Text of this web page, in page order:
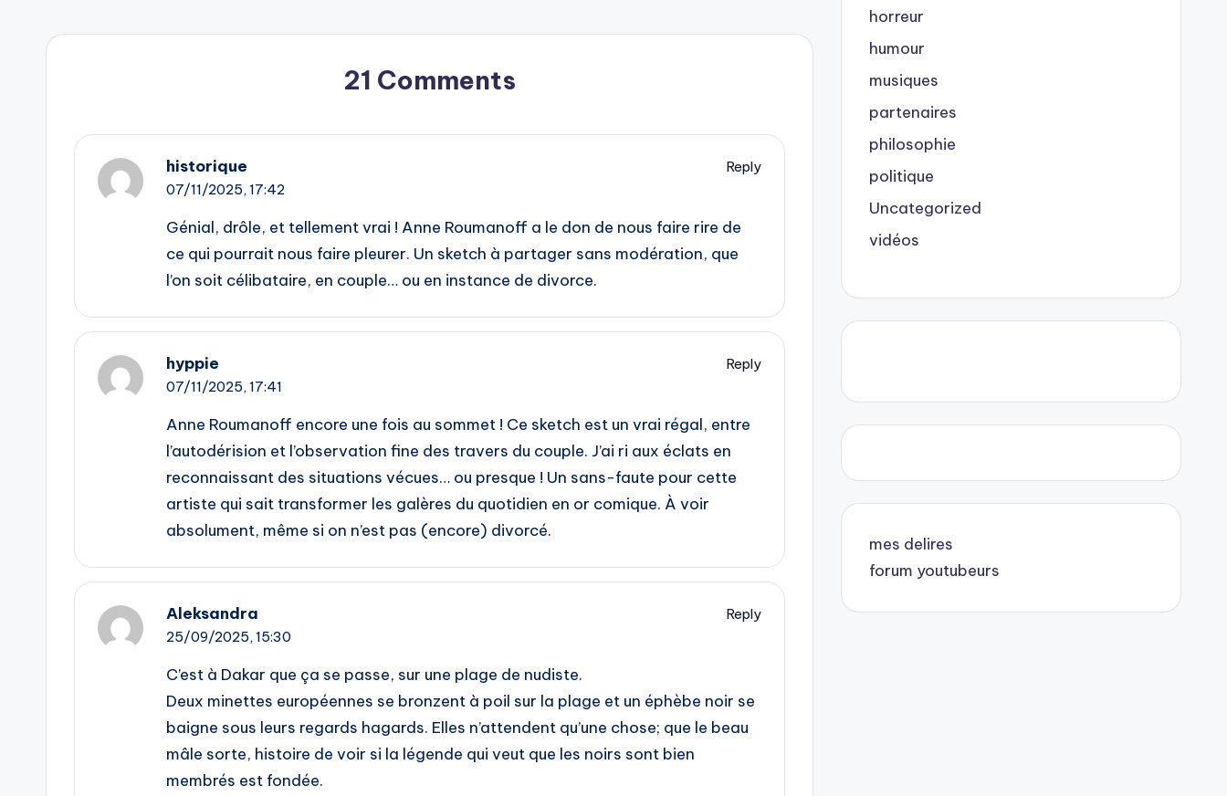
21 Comments
historique
Reply
07/11/2025, 17:42
Génial, drôle, et tellement vrai ! Anne Roumanoff a le don de nous faire rire de
ce qui pourrait nous faire pleurer. Un sketch à partager sans modération, que
l’on soit célibataire, en couple… ou en instance de divorce.
hyppie
Reply
07/11/2025, 17:41
Anne Roumanoff encore une fois au sommet ! Ce sketch est un vrai régal, entre
l’autodérision et l’observation fine des travers du couple. J’ai ri aux éclats en
reconnaissant des situations vécues… ou presque ! Un sans-faute pour cette
artiste qui sait transformer les galères du quotidien en or comique. À voir
absolument, même si on n’est pas (encore) divorcé.
Aleksandra
Reply
25/09/2025, 15:30
C’est à Dakar que ça se passe, sur une plage de nudiste.
Deux minettes européennes se bronzent à poil sur la plage et un éphèbe noir se
baigne sous leurs regards hagards. Elles n’attendent qu’une chose; que le beau
mâle sorte, histoire de voir si la légende qui veut que les noirs sont bien
membrés est fondée.
horreur
humour
musiques
partenaires
philosophie
politique
Uncategorized
vidéos
mes delires
forum youtubeurs